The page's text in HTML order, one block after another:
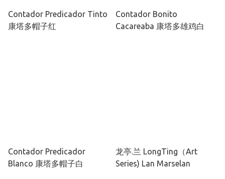
Contador Predicador Tinto
康塔多帽子红
Contador Bonito
Cacareaba 康塔多雄鸡白
Contador Predicador
Blanco 康塔多帽子白
龙亭.兰 LongTing（Art
Series) Lan Marselan